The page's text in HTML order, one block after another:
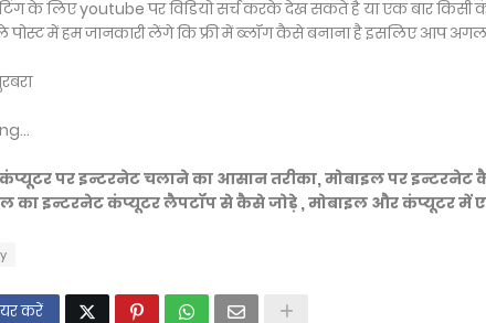
के लिए youtube पर विडियो सर्च करके देख सकते है या एक बार
में हम जानकारी लेंगे कि फ्री में ब्लॉग कैसे बनाना है इसलिए आप
पर इन्टरनेट चलाने का आसान तरीका, मोबाइल पर इन्टरनेट
का इन्टरनेट कंप्यूटर लैपटॉप से कैसे जोड़े , मोबाइल और कंप्यूटर
करें